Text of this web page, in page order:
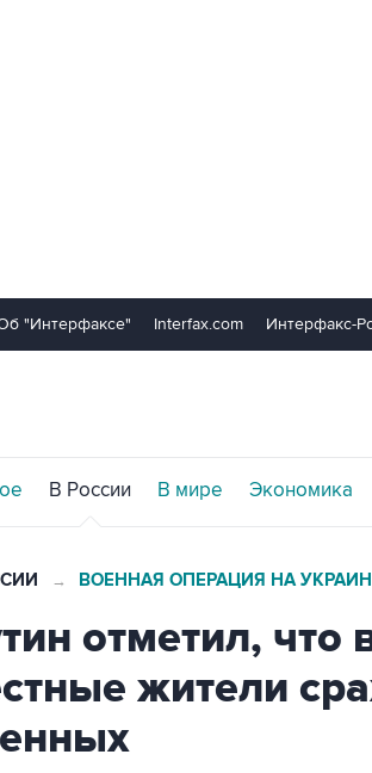
"Интерфаксе" Interfax.com Интерфакс-
В России В мире Экономика
→ ВОЕННАЯ ОПЕРАЦИЯ НА
отметил,
жители